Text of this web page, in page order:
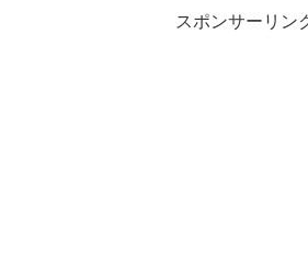
スポンサーリン